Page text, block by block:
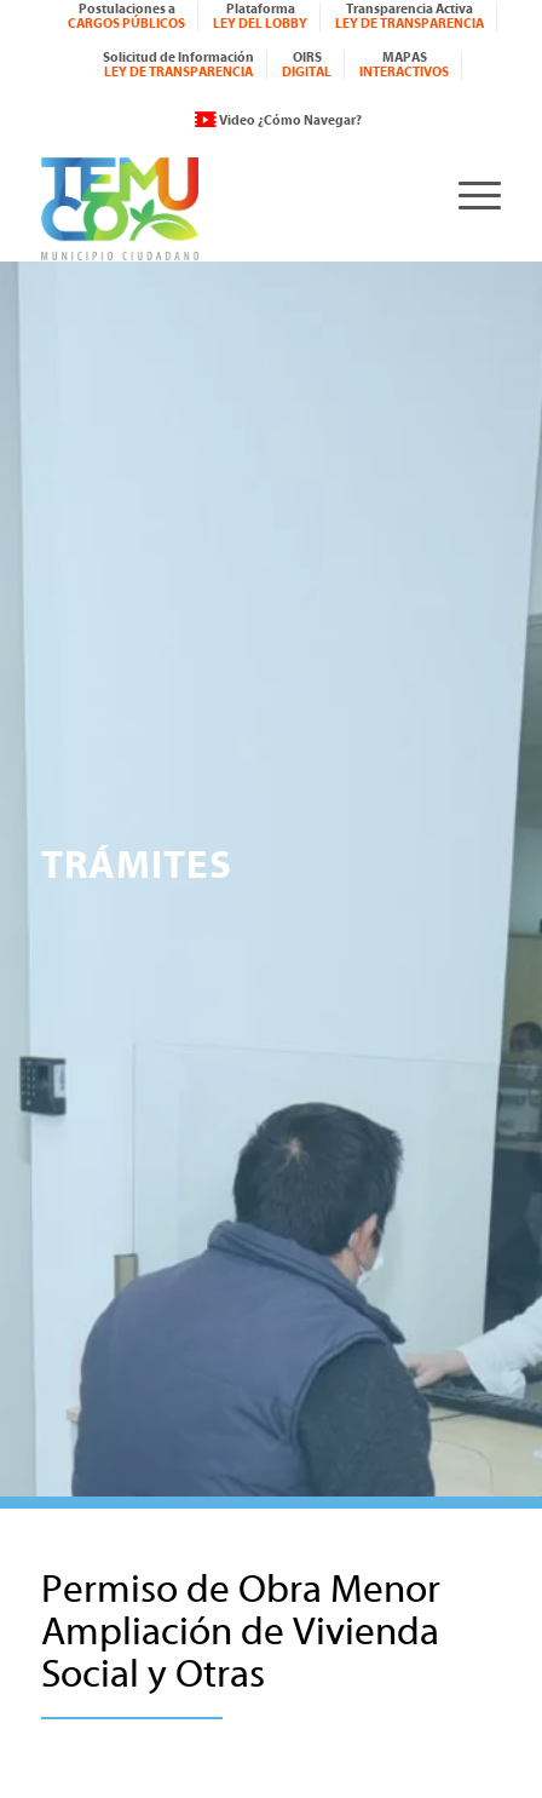
Postulaciones a
CARGOS PÚBLICOS
Plataforma
LEY DEL LOBBY
Transparencia Activa
LEY DE TRANSPARENCIA
Solicitud de Información
LEY DE TRANSPARENCIA
OIRS
DIGITAL
MAPAS
INTERACTIVOS
Video ¿Cómo Navegar?
TRÁMITES
Permiso de Obra Menor
Ampliación de Vivienda
Social y Otras